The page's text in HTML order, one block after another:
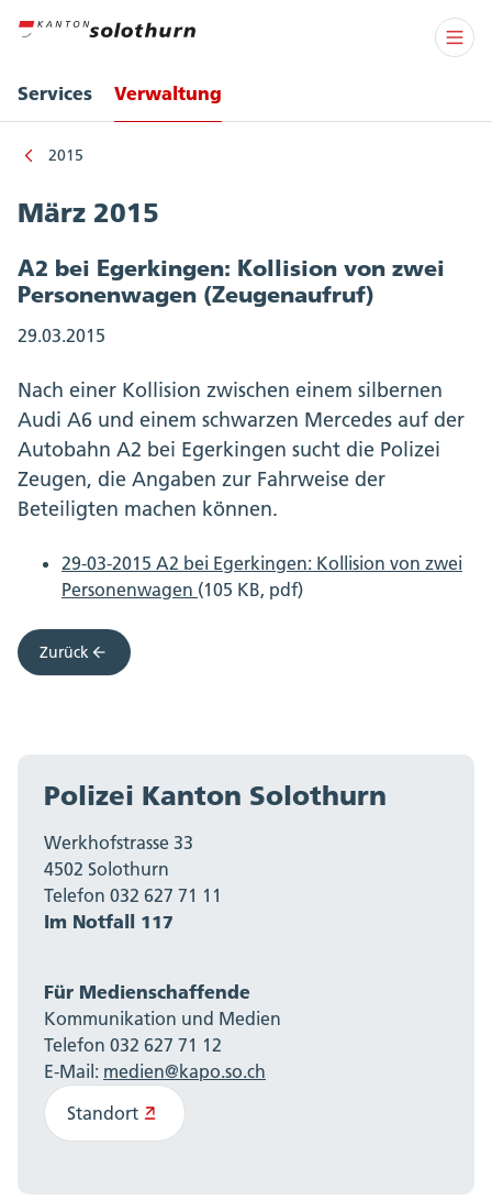
Services Verwaltung
2015
März 2015
A2 bei Egerkingen: Kollision von zwei
Personenwagen (Zeugenaufruf)
29.03.2015
Nach einer Kollision zwischen einem silbernen
Audi A6 und einem schwarzen Mercedes auf der
Autobahn A2 bei Egerkingen sucht die Polizei
Zeugen, die Angaben zur Fahrweise der
Beteiligten machen können.
29-03-2015 A2 bei Egerkingen: Kollision von zwei
Personenwagen (105 KB, pdf)
Zurück
Polizei Kanton Solothurn
Werkhofstrasse 33
4502 Solothurn
Telefon 032 627 71 11
Im Notfall 117
Für Medienschaffende
Kommunikation und Medien
Telefon 032 627 71 12
E-Mail: medien@kapo.so.ch
Standort